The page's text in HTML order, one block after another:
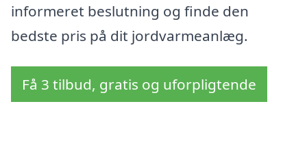
informeret beslutning og finde den
bedste pris på dit jordvarmeanlæg.
Få 3 tilbud, gratis og uforpligtende